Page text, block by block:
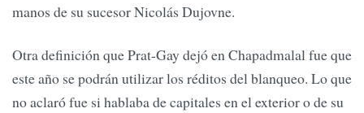
manos de su sucesor Nicolás Dujovne.
Otra definición que Prat-Gay dejó en Chapadmalal fue que
este año se podrán utilizar los réditos del blanqueo. Lo que
no aclaró fue si hablaba de capitales en el exterior o de su